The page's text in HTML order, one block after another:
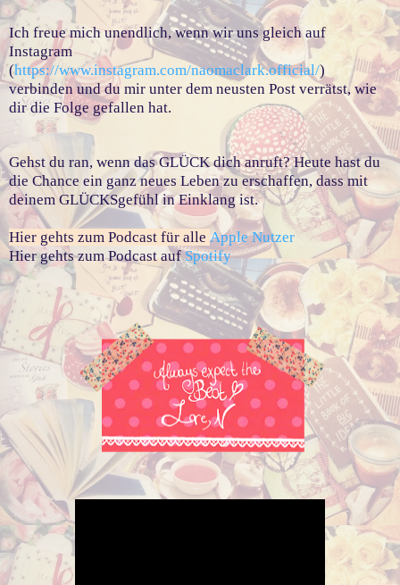
Ich freue mich unendlich, wenn wir uns gleich auf
Instagram
(https://www.instagram.com/naomaclark.official/)
verbinden und du mir unter dem neusten Post verrätst, wie
dir die Folge gefallen hat.
Gehst du ran, wenn das GLÜCK dich anruft? Heute hast du
die Chance ein ganz neues Leben zu erschaffen, dass mit
deinem GLÜCKSgefühl in Einklang ist.
Hier gehts zum Podcast für alle Apple Nutzer
Hier gehts zum Podcast aufSpotify